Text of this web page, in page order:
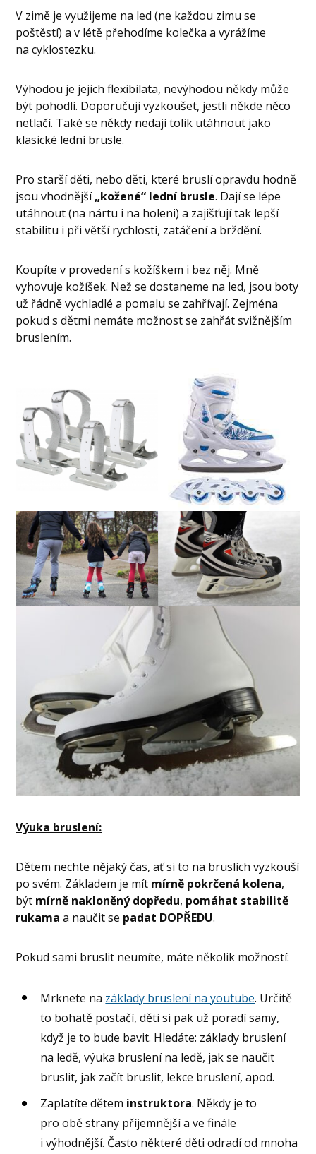
V zimě je využijeme na led (ne každou zimu se
poštěstí) a v létě přehodíme kolečka a vyrážíme
na cyklostezku.
Výhodou je jejich flexibilata, nevýhodou někdy může
být pohodlí. Doporučuji vyzkoušet, jestli někde něco
netlačí. Také se někdy nedají tolik utáhnout jako
klasické lední brusle.
Pro starší děti, nebo děti, které bruslí opravdu hodně
jsou vhodnější„kožené“ lední brusle. Dají se lépe
utáhnout (na nártu i na holeni) a zajišťují tak lepší
stabilitu i při větší rychlosti, zatáčení a brždění.
Koupíte v provedení s kožíškem i bez něj. Mně
vyhovuje kožíšek. Než se dostaneme na led, jsou boty
už řádně vychladlé a pomalu se zahřívají. Zejména
pokud s dětmi nemáte možnost se zahřát svižnějším
bruslením.
Výuka bruslení:
Dětem nechte nějaký čas, ať si to na bruslích vyzkouší
po svém. Základem je mít mírně pokrčená kolena,
být mírně nakloněný dopředu, pomáhat stabilitě
rukama a naučit se padat DOPŘEDU.
Pokud sami bruslit neumíte, máte několik možností:
Mrknete na základy bruslení na youtube. Určitě
to bohatě postačí, děti si pak už poradí samy,
když je to bude bavit. Hledáte: základy bruslení
na ledě, výuka bruslení na ledě, jak se naučit
bruslit, jak začít bruslit, lekce bruslení, apod.
Zaplatíte dětem instruktora. Někdy je to
pro obě strany příjemnější a ve finále
i výhodnější. Často některé děti odradí od mnoha